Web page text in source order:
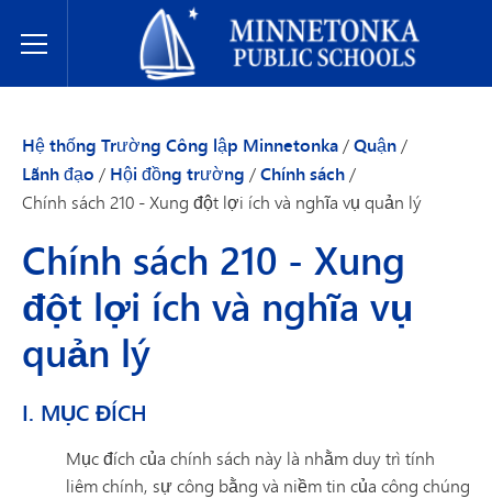
Toggle Menu
Hệ thống Trường Công lập Minnetonka
Hệ thống Trường Công lập Minnetonka/Quận/
Lãnh đạo / Hội đồng trường /Chính sách/
Chính sách 210 - Xung đột lợi ích và nghĩa vụ quản lý
Chính sách 210 - Xung
đột lợi ích và nghĩa vụ
quản lý
I. MỤC ĐÍCH
Mục đích của chính sách này là nhằm duy trì tính
liêm chính, sự công bằng và niềm tin của công chúng